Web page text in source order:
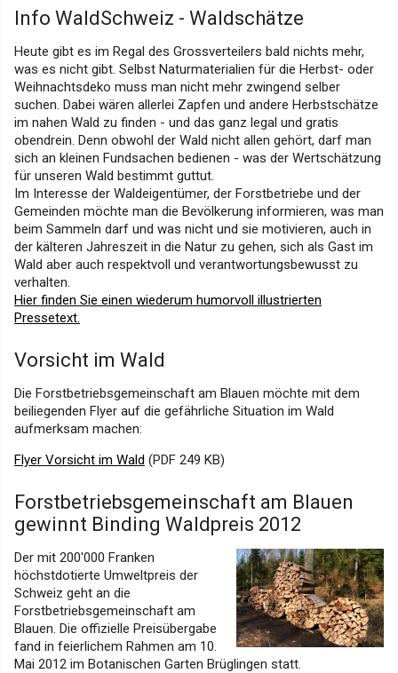
Info WaldSchweiz - Waldschätze
Heute gibt es im Regal des Grossverteilers bald nichts mehr,
was es nicht gibt. Selbst Naturmaterialien für die Herbst- oder
Weihnachtsdeko muss man nicht mehr zwingend selber
suchen. Dabei wären allerlei Zapfen und andere Herbstschätze
im nahen Wald zu finden - und das ganz legal und gratis
obendrein. Denn obwohl der Wald nicht allen gehört, darf man
sich an kleinen Fundsachen bedienen - was der Wertschätzung
für unseren Wald bestimmt guttut.
Im Interesse der Waldeigentümer, der Forstbetriebe und der
Gemeinden möchte man die Bevölkerung informieren, was man
beim Sammeln darf und was nicht und sie motivieren, auch in
der kälteren Jahreszeit in die Natur zu gehen, sich als Gast im
Wald aber auch respektvoll und verantwortungsbewusst zu
verhalten.
Hier finden Sie einen wiederum humorvoll illustrierten
Pressetext.
Vorsicht im Wald
Die Forstbetriebsgemeinschaft am Blauen möchte mit dem
beiliegenden Flyer auf die gefährliche Situation im Wald
aufmerksam machen:
Flyer Vorsicht im Wald (PDF 249 KB)
Forstbetriebsgemeinschaft am Blauen
gewinnt Binding Waldpreis 2012
Der mit 200'000 Franken
höchstdotierte Umweltpreis der
Schweiz geht an die
Forstbetriebsgemeinschaft am
Blauen. Die offizielle Preisübergabe
fand in feierlichem Rahmen am 10.
Mai 2012 im Botanischen Garten Brüglingen statt.